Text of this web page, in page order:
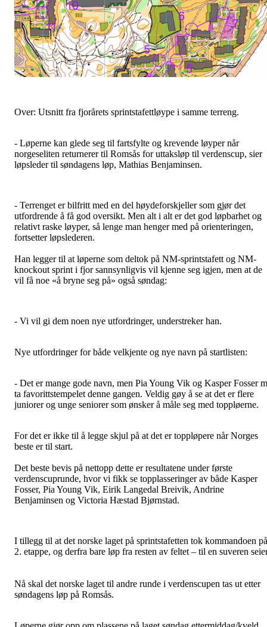
Over: Utsnitt fra fjorårets sprintstafettløype i samme terreng.
- Løperne kan glede seg til fartsfylte og krevende løyper når
norgeseliten returnerer til Romsås for uttaksløp til verdenscup, sier
løpsleder til søndagens løp, Mathias Benjaminsen.
- Terrenget er bilfritt med en del høydeforskjeller som gjør det
utfordrende å få god oversikt. Men alt i alt er det god løpbarhet og
relativt raske løyper, så lenge man henger med på orienteringen,
fortsetter løpslederen.
Han legger til at løperne som deltok på NM-sprintstafett og NM-
knockout sprint i fjor sannsynligvis vil kjenne seg igjen, men at de
vil få noe «å bryne seg på» også søndag:
- Vi vil gi dem noen nye utfordringer, understreker han.
Nye utfordringer for både velkjente og nye navn på startlisten:
- Det er mange gode navn, men Pia Young Vik og Kasper Fosser
ta favorittstempelet denne gangen. Veldig gøy å se at det er flere
juniorer og unge seniorer som ønsker å måle seg med toppløerne.
For det er ikke til å legge skjul på at det er toppløpere når Norges
beste er til start.
Det beste bevis på nettopp dette er resultatene under første
verdenscuprunde, hvor vi fikk se topplasseringer av både Kasper
Fosser, Pia Young Vik, Eirik Langedal Breivik, Andrine
Benjaminsen og Victoria Hæstad Bjørnstad.
I tillegg til at det norske laget på sprintstafetten tok kommandoen på
2. etappe, og derfra bare løp fra resten av feltet – til en suveren
Nå skal det norske laget til andre runde i verdenscupen tas ut etter
søndagens løp på Romsås.